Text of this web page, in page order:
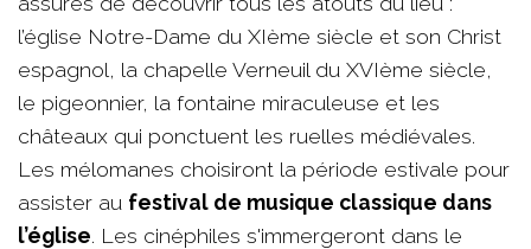
l’église Notre-Dame du XIème siècle et son Christ
espagnol, la chapelle Verneuil du XVIème siècle,
le pigeonnier, la fontaine miraculeuse et les
châteaux qui ponctuent les ruelles médiévales.
Les mélomanes choisiront la période estivale pour
assister au festival de musique classique dans
l’église. Les cinéphiles s'immergeront dans le